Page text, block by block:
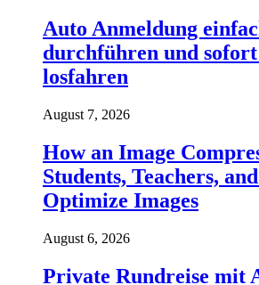
Auto Anmeldung
durchführen und
losfahren
August 7, 2026
How an Image
Students, Teachers,
Optimize Images
August 6, 2026
Private Rundreise mit